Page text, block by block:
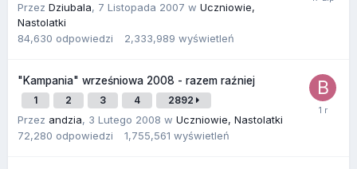
Przez Dziubala, 7 Listopada 2007 w Uczniowie,
Nastolatki
84,630 odpowiedzi 2,333,989 wyświetleń
"Kampania" wrześniowa 2008 - razem raźniej
1 2 3 4 2892
Przez andzia, 3 Lutego 2008 w Uczniowie, Nastolatki
72,280 odpowiedzi 1,755,561 wyświetleń